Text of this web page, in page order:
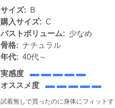
サイズ:
B
購入サイズ: C
バストボリューム: 少なめ
骨格: ナチュラル
年代: 40代～
実感度
オススメ度
試着無しで買ったのに身体にフィットす